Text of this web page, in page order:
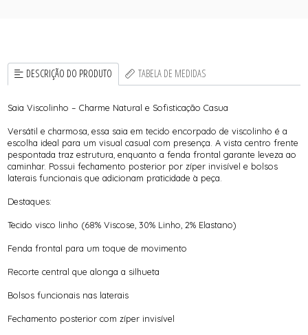
DESCRIÇÃO DO PRODUTO TABELA DE MEDIDAS
Saia Viscolinho – Charme Natural e Sofisticação Casua
Versátil e charmosa, essa saia em tecido encorpado de viscolinho é a
escolha ideal para um visual casual com presença. A vista centro frente
pespontada traz estrutura, enquanto a fenda frontal garante leveza ao
caminhar. Possui fechamento posterior por zíper invisível e bolsos
laterais funcionais que adicionam praticidade à peça.
Destaques:
Tecido visco linho (68% Viscose, 30% Linho, 2% Elastano)
Fenda frontal para um toque de movimento
Recorte central que alonga a silhueta
Bolsos funcionais nas laterais
Fechamento posterior com zíper invisível